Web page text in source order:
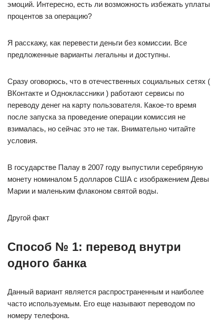
эмоций. Интересно, есть ли возможность избежать уплаты
процентов за операцию?
Я расскажу, как перевести деньги без комиссии. Все
предложенные варианты легальны и доступны.
Сразу оговорюсь, что в отечественных социальных сетях (
ВКонтакте и Одноклассники ) работают сервисы по
переводу денег на карту пользователя. Какое-то время
после запуска за проведение операции комиссия не
взималась, но сейчас это не так. Внимательно читайте
условия.
В государстве Палау в 2007 году выпустили серебряную
монету номиналом 5 долларов США с изображением Девы
Марии и маленьким флаконом святой воды.
Другой факт
Способ № 1: перевод внутри
одного банка
Данный вариант является распространенным и наиболее
часто используемым. Его еще называют переводом по
номеру телефона.